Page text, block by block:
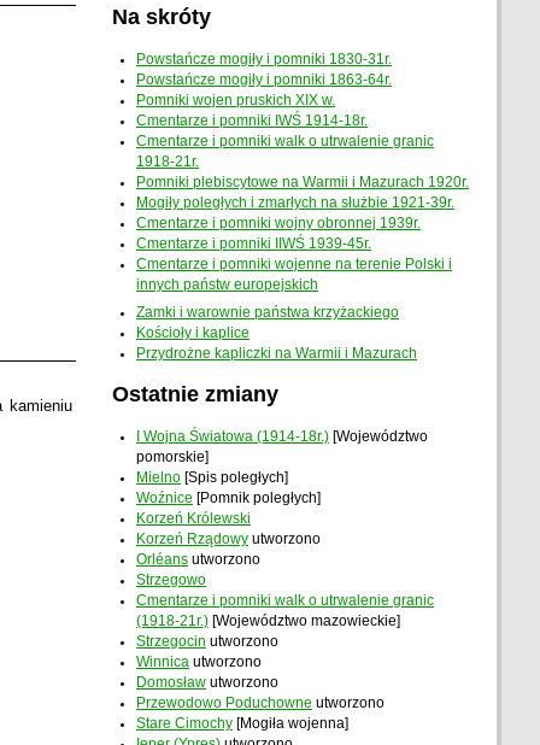
kamieniu
Na skróty
Powstańcze mogiły i pomniki 1830-31r.
Powstańcze mogiły i pomniki 1863-64r.
Pomniki wojen pruskich XIX w.
Cmentarze i pomniki IWŚ 1914-18r.
Cmentarze i pomniki walk o utrwalenie granic
1918-21r.
Pomniki plebiscytowe na Warmii i Mazurach 1920r.
Mogiły poległych i zmarłych na służbie 1921-39r.
Cmentarze i pomniki wojny obronnej 1939r.
Cmentarze i pomniki IIWŚ 1939-45r.
Cmentarze i pomniki wojenne na terenie Polski i
innych państw europejskich
Zamki i warownie państwa krzyżackiego
Kościoły i kaplice
Przydrożne kapliczki na Warmii i Mazurach
Ostatnie zmiany
I Wojna Światowa (1914-18r.) [Województwo
pomorskie]
Mielno [Spis poległych]
Woźnice [Pomnik poległych]
Korzeń Królewski
Korzeń Rządowy utworzono
Orléans utworzono
Strzegowo
Cmentarze i pomniki walk o utrwalenie granic
(1918-21r.) [Województwo mazowieckie]
Strzegocin utworzono
Winnica utworzono
Domosław utworzono
Przewodowo Poduchowne utworzono
Stare Cimochy [Mogiła wojenna]